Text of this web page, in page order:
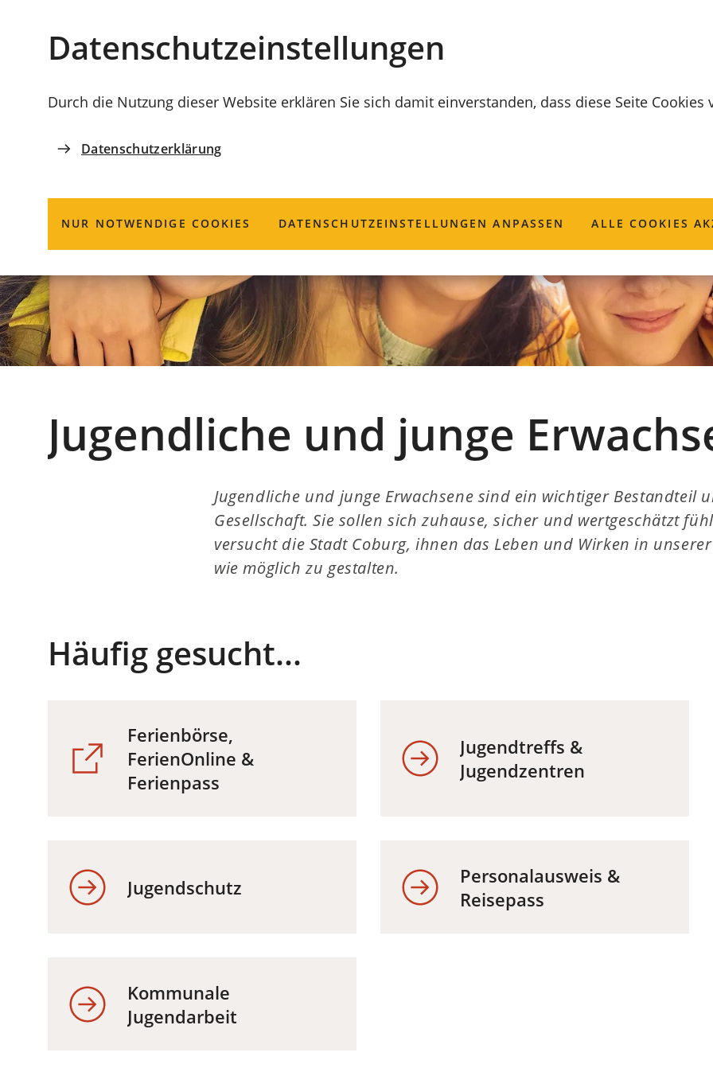
Datenschutz­einstellungen
Durch die Nutzung dieser Website erklären Sie sich damit einverstanden, dass diese Seite Cookies
Datenschutzerklärung
NUR NOTWENDIGE COOKIES DATENSCHUTZ­EINSTELLUNGEN ANPASSEN ALLE COOKIES
Coburg
Jugendliche und junge
Jugendliche und junge Erwachsene sind ein wichtiger Bestandteil
Gesellschaft. Sie sollen sich zuhause, sicher und wertgeschätzt
versucht die Stadt Coburg, ihnen das Leben und Wirken in
wie möglich zu gestalten.
Häufig gesucht...
Ferienbörse,
FerienOnline &
Ferienpass
Tab)
Jugendtreffs &
Jugendzentren
Jugendschutz
Personalausweis &
Reisepass
(Öffnet
Tab)
Kommunale
Jugendarbeit